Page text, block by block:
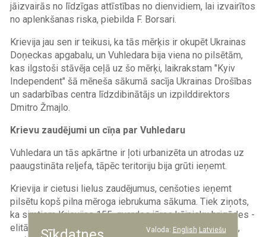
jāizvairās no līdzīgas attīstības no dienvidiem, lai izvairītos
no aplenkšanas riska, piebilda F. Borsari.
Krievija jau sen ir teikusi, ka tās mērķis ir okupēt Ukrainas
Doņeckas apgabalu, un Vuhledara bija viena no pilsētām,
kas ilgstoši stāvēja ceļā uz šo mērķi, laikrakstam "Kyiv
Independent" šā mēneša sākumā sacīja Ukrainas Drošības
un sadarbības centra līdzdibinātājs un izpilddirektors
Dmitro Žmajlo.
Krievu zaudējumi un cīņa par Vuhledaru
Vuhledara un tās apkārtne ir ļoti urbanizēta un atrodas uz
paaugstināta reljefa, tāpēc teritoriju bija grūti ieņemt.
Krievija ir cietusi lielus zaudējumus, cenšoties ieņemt
pilsētu kopš pilna mēroga iebrukuma sākuma. Tiek ziņots,
ka simtiem Krievijas 155. gvardes jūras kājnieku brigādes -
elitāras jūras kājnieku vienības - karavīru tika nogalināti,
Valoda: English Latviešu